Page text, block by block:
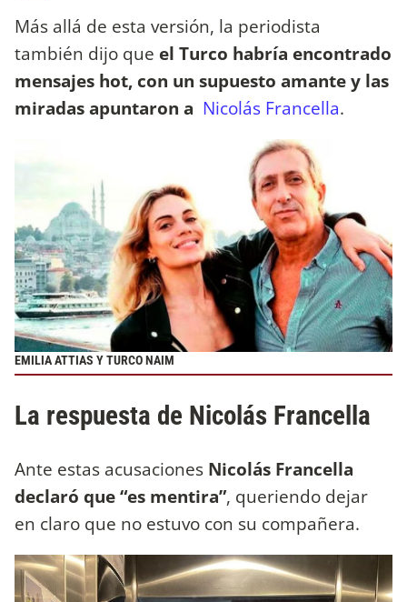
Más allá de esta versión, la periodista
también dijo que el Turco habría encontrado
mensajes hot, con un supuesto amante y las
miradas apuntaron a Nicolás Francella.
EMILIA ATTIAS Y TURCO NAIM
La respuesta de Nicolás Francella
Ante estas acusaciones Nicolás Francella
declaró que “es mentira”, queriendo dejar
en claro que no estuvo con su compañera.